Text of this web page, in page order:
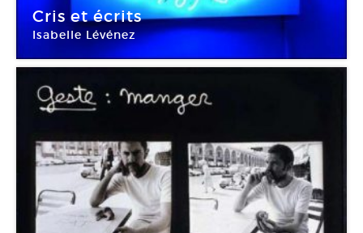
15 Jan -13 Mar 2011
Cris et écrits
Isabelle Lévénez
Chapelle de la Visitation